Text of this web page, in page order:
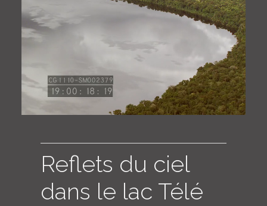
COLLECTIONS
ENGLISH
Reflets du ciel
dans le lac Télé